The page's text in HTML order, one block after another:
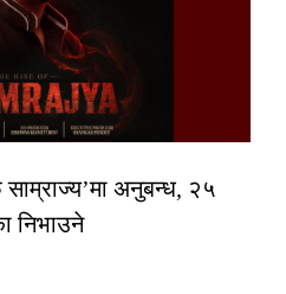
अनुबन्ध, २५
निभाउने